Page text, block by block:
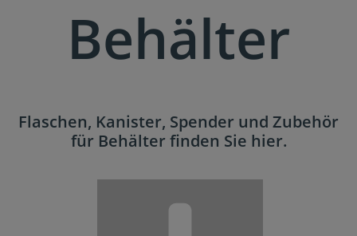
Behälter
Flaschen, Kanister, Spender und Zubehör
für Behälter finden Sie hier.